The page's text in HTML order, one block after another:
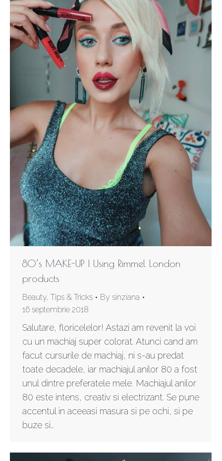
80’s MAKE-UP | Using Rimmel London
products
Beauty, Tips & Tricks By sinziana
16 septembrie 2018
Salutare, floricelelor! Astazi am revenit la voi
cu un machiaj super colorat. Atunci cand am
facut cursurile de machiaj, ni s-au predat
toate decadele, iar machiajul anilor 80 a fost
unul dintre preferatele mele. Machiajul anilor
80 este intens, creativ si electrizant. Se pune
accentul in aceeasi masura si pe ochi, si pe
buze si…